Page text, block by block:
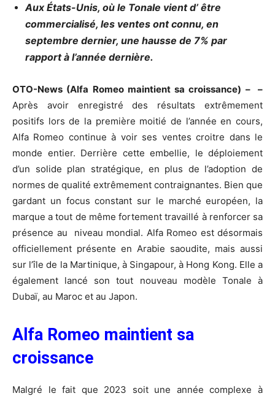
Aux États-Unis, où le Tonale vient d’ être
commercialisé, les ventes ont connu, en
septembre dernier, une hausse de 7% par
rapport à l’année dernière.
OTO-News (Alfa Romeo maintient sa croissance) – –
Après avoir enregistré des résultats extrêmement
positifs lors de la première moitié de l’année en cours,
Alfa Romeo continue à voir ses ventes croitre dans le
monde entier. Derrière cette embellie, le déploiement
d’un solide plan stratégique, en plus de l’adoption de
normes de qualité extrêmement contraignantes. Bien que
gardant un focus constant sur le marché européen, la
marque a tout de même fortement travaillé à renforcer sa
présence au niveau mondial. Alfa Romeo est désormais
officiellement présente en Arabie saoudite, mais aussi
sur l’île de la Martinique, à Singapour, à Hong Kong. Elle a
également lancé son tout nouveau modèle Tonale à
Dubaï, au Maroc et au Japon.
Alfa Romeo maintient sa
croissance
Malgré le fait que 2023 soit une année complexe à